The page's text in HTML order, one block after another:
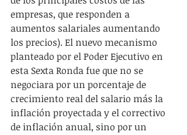
empresas, que responden a
aumentos salariales aumentando
los precios). El nuevo mecanismo
planteado por el Poder Ejecutivo en
esta Sexta Ronda fue que no se
negociara por un porcentaje de
crecimiento real del salario más la
inflación proyectada y el correctivo
de inflación anual, sino por un